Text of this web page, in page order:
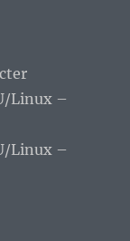
Linux –
Linux –